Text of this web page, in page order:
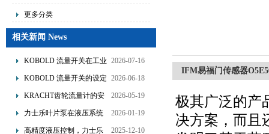
更多分类
相关新闻 News
KOBOLD 流量开关在工业
管道水流量监测中的应用
2026-07-16
KOBOLD 流量开关的设定
流量调节与刻度指示
2026-06-18
KRACHT齿轮流量计的安
装要求：直管段、过滤器
2026-05-19
力士乐叶片泵在液压系统
中的应用分析
2026-01-19
高精度液压控制，力士乐
2025-12-10
IFM易福门传感器
极其广泛的产
决方案，而且